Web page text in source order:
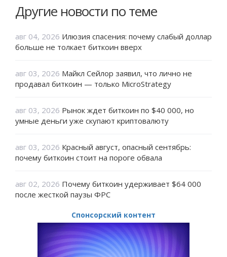
Другие новости по теме
авг 04, 2026 Илюзия спасения: почему слабый доллар
больше не толкает биткоин вверх
авг 03, 2026 Майкл Сейлор заявил, что лично не
продавал биткоин — только MicroStrategy
авг 03, 2026 Рынок ждет биткоин по $40 000, но
умные деньги уже скупают криптовалюту
авг 03, 2026 Красный август, опасный сентябрь:
почему биткоин стоит на пороге обвала
авг 02, 2026 Почему биткоин удерживает $64 000
после жесткой паузы ФРС
Спонсорский контент